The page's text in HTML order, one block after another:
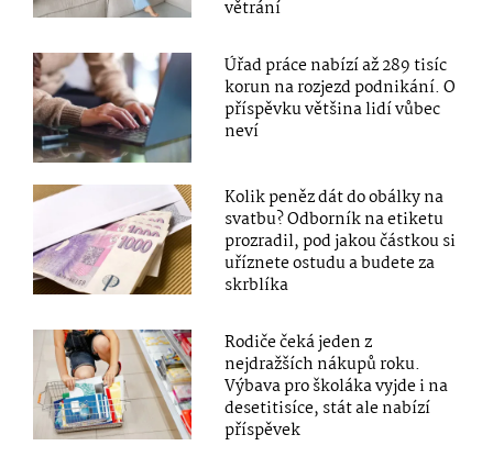
větrání
Úřad práce nabízí až 289 tisíc
korun na rozjezd podnikání. O
příspěvku většina lidí vůbec
neví
Kolik peněz dát do obálky na
svatbu? Odborník na etiketu
prozradil, pod jakou částkou si
uříznete ostudu a budete za
skrblíka
Rodiče čeká jeden z
nejdražších nákupů roku.
Výbava pro školáka vyjde i na
desetitisíce, stát ale nabízí
příspěvek